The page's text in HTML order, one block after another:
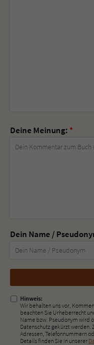
Deine Meinung: *
Dein Name /
Nicht
ausfüllen!
Hinweis:
Wir behalten uns vor,
beachten Sie Urheberrecht
Name bzw. Pseudonym wird
Datenschutz gekürzt werden.
Adressen, Telefonnummern
Details finden Sie in unserer